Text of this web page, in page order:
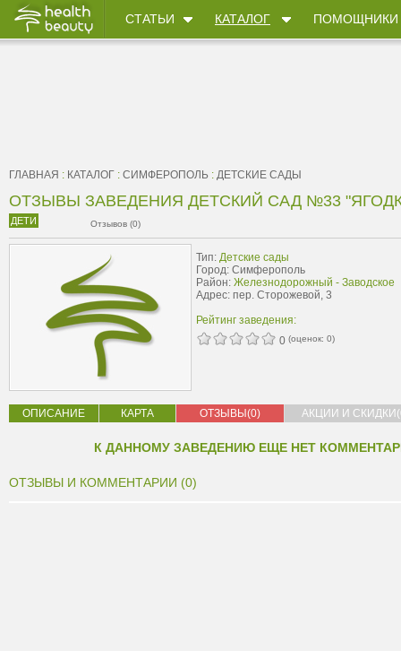
СТАТЬИ КАТАЛОГ ПОМОЩНИКИ
ГЛАВНАЯ : КАТАЛОГ : СИМФЕРОПОЛЬ : ДЕТСКИЕ САДЫ
ОТЗЫВЫ ЗАВЕДЕНИЯ ДЕТСКИЙ САД №33
ДЕТИ Отзывов (0)
Тип: Детские сады
Город: Симферополь
Район: Железнодорожный - Заводское
Адрес: пер. Сторожевой, 3
Рейтинг заведения:
0 (оценок: 0)
ОПИСАНИЕ КАРТА ОТЗЫВЫ(0) АКЦИИ И
К ДАННОМУ ЗАВЕДЕНИЮ ЕЩЕ НЕТ
ОТЗЫВЫ И КОММЕНТАРИИ (0)